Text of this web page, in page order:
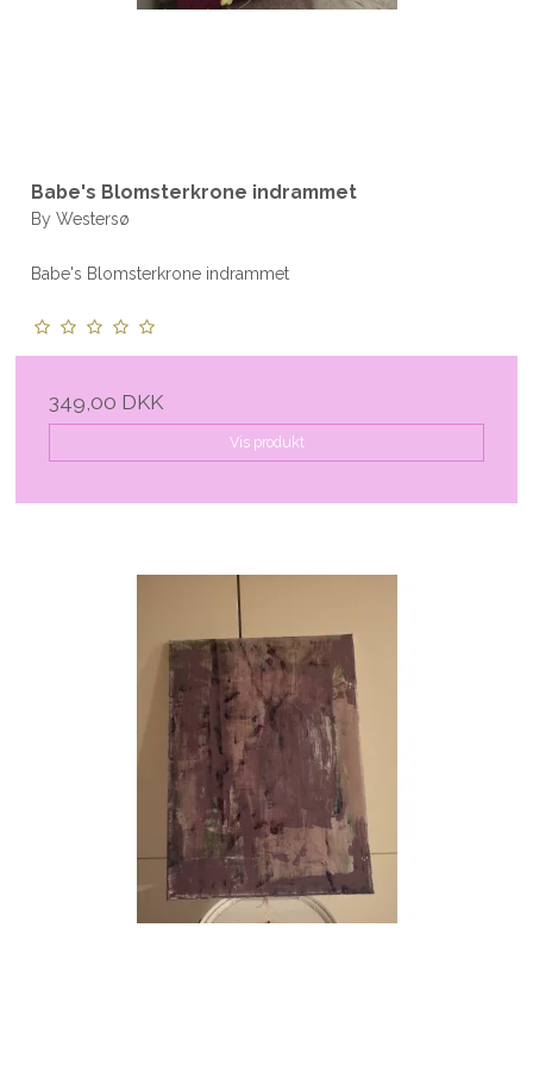
Babe's Blomsterkrone indrammet
By Westersø
Babe's Blomsterkrone indrammet
349,00 DKK
Vis produkt